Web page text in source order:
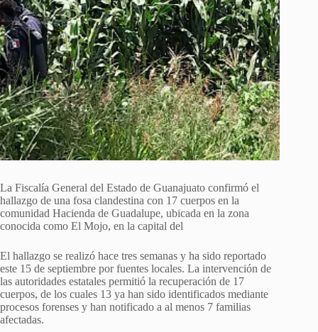
La Fiscalía General del Estado de Guanajuato confirmó el
hallazgo de una fosa clandestina con 17 cuerpos en la
comunidad Hacienda de Guadalupe, ubicada en la zona
conocida como El Mojo, en la capital del
El hallazgo se realizó hace tres semanas y ha sido reportado
este 15 de septiembre por fuentes locales. La intervención de
las autoridades estatales permitió la recuperación de 17
cuerpos, de los cuales 13 ya han sido identificados mediante
procesos forenses y han notificado a al menos 7 familias
afectadas.